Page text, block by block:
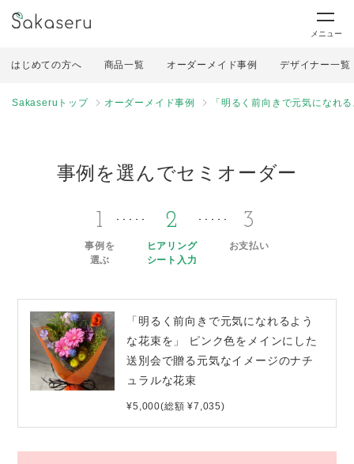
メニュー
はじめての方へ 商品一覧 オーダーメイド事例 デザイナー一覧
Sakaseruトップ オーダーメイド事例 「明るく前向きで元気になれ
事例を選んでセミオーダー
1
事例を
選ぶ
2
ヒアリング
シート入力
3
お支払い
「明るく前向きで元気になれるよう
な花束を」 ピンク色をメインにした
送別会で贈る元気なイメージのナチ
ュラルな花束
¥5,000(総額 ¥7,035)